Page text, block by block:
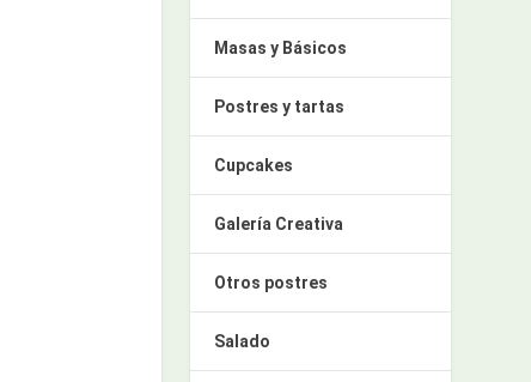
Masas y Básicos
Postres y tartas
Cupcakes
Galería Creativa
Otros postres
Salado